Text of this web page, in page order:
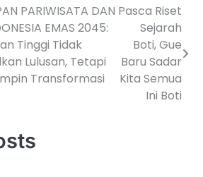
PARIWISATA DAN
EMAS 2045:
Tinggi Tidak
Lulusan, Tetapi
Transformasi
Pasca Riset
Sejarah
Boti, Gue
Baru Sadar
Kita Semua
Ini Boti